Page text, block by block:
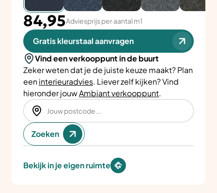
84,95Adviesprijs per aantal m1
Gratis kleurstaal aanvragen
Vind een verkooppunt in de buurt
Zeker weten dat je de juiste keuze maakt? Plan
eeninterieuradvies. Liever zelf kijken? Vind
hieronder jouwAmbiant verkooppunt.
Zoeken
Bekijk in je eigen ruimte